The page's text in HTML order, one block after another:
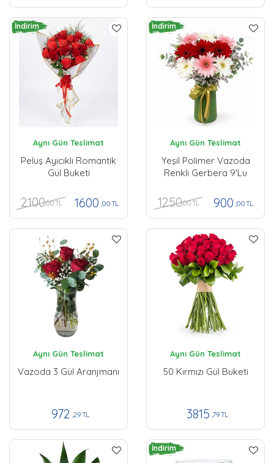
İndirim
Aynı Gün Teslimat
Peluş Ayıcıklı Romantik
Gül Buketi
2100,00 TL 1600 ,00 TL
İndirim
Aynı Gün Teslimat
Yeşil Polimer Vazoda
Renkli Gerbera 9'lu
1250,00 TL 900 ,00 TL
Aynı Gün Teslimat
Vazoda 3 Gül Aranjmanı
972 ,29 TL
Aynı Gün Teslimat
50 Kırmızı Gül Buketi
3815 ,79 TL
İndirim